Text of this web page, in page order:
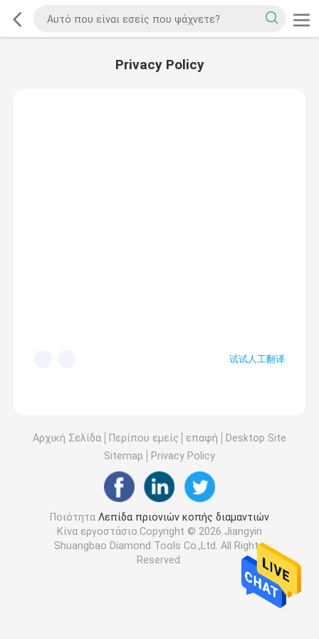
Privacy Policy
试试人工翻译
Αρχική Σελίδα Περίπου εμείς επαφή
Desktop Site
Sitemap
Privacy Policy
Ποιότητα Λεπίδα πριονιών κοπής διαμαντιών
Κίνα εργοστάσιο.Copyright © 2026 Jiangyin
Shuangbao Diamond Tools Co.,Ltd. All Rights
Reserved.